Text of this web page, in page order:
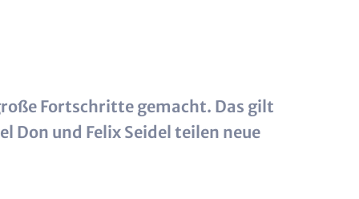
Fortschritte gemacht. Das gilt
Don und Felix Seidel teilen neue